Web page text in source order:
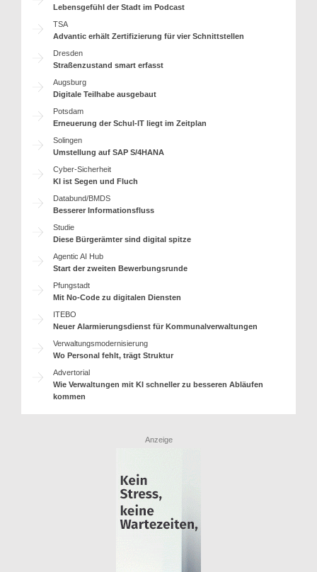
Lebensgefühl der Stadt im Podcast
TSA
Advantic erhält Zertifizierung für vier Schnittstellen
Dresden
Straßenzustand smart erfasst
Augsburg
Digitale Teilhabe ausgebaut
Potsdam
Erneuerung der Schul-IT liegt im Zeitplan
Solingen
Umstellung auf SAP S/4HANA
Cyber-Sicherheit
KI ist Segen und Fluch
Databund/BMDS
Besserer Informationsfluss
Studie
Diese Bürgerämter sind digital spitze
Agentic AI Hub
Start der zweiten Bewerbungsrunde
Pfungstadt
Mit No-Code zu digitalen Diensten
ITEBO
Neuer Alarmierungsdienst für Kommunalverwaltungen
Verwaltungsmodernisierung
Wo Personal fehlt, trägt Struktur
Advertorial
Wie Verwaltungen mit KI schneller zu besseren Abläufen
kommen
Anzeige